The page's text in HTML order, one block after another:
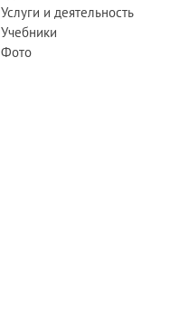
Услуги и деятельность
Учебники
Фото